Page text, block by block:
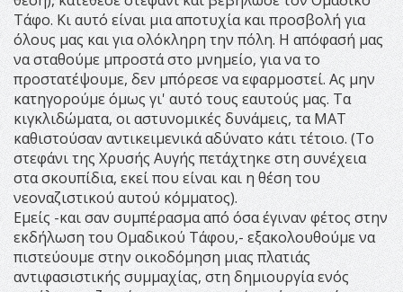
Τάφο. Κι αυτό είναι μια αποτυχία και προσβολή για
όλους μας και για ολόκληρη την πόλη. Η απόφασή μας
να σταθούμε μπροστά στο μνημείο, για να το
προστατέψουμε, δεν μπόρεσε να εφαρμοστεί. Ας μην
κατηγορούμε όμως γι' αυτό τους εαυτούς μας. Τα
κιγκλιδώματα, οι αστυνομικές δυνάμεις, τα ΜΑΤ
καθιστούσαν αντικειμενικά αδύνατο κάτι τέτοιο. (Το
στεφάνι της Χρυσής Αυγής πετάχτηκε στη συνέχεια
στα σκουπίδια, εκεί που είναι και η θέση του
νεοναζιστικού αυτού κόμματος).
Εμείς -και σαν συμπέρασμα από όσα έγιναν φέτος στην
εκδήλωση του Ομαδικού Τάφου,- εξακολουθούμε να
πιστεύουμε στην οικοδόμηση μιας πλατιάς
αντιφασιστικής συμμαχίας, στη δημιουργία ενός